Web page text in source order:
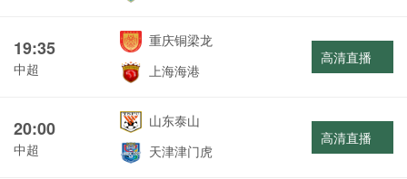
19:35
中超
重庆铜梁龙
上海海港
高清直播
20:00
中超
山东泰山
天津津门虎
高清直播